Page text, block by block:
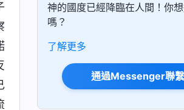
神的國度已經降臨在人間！你
嗎？
了解更多
通過Messenger聯